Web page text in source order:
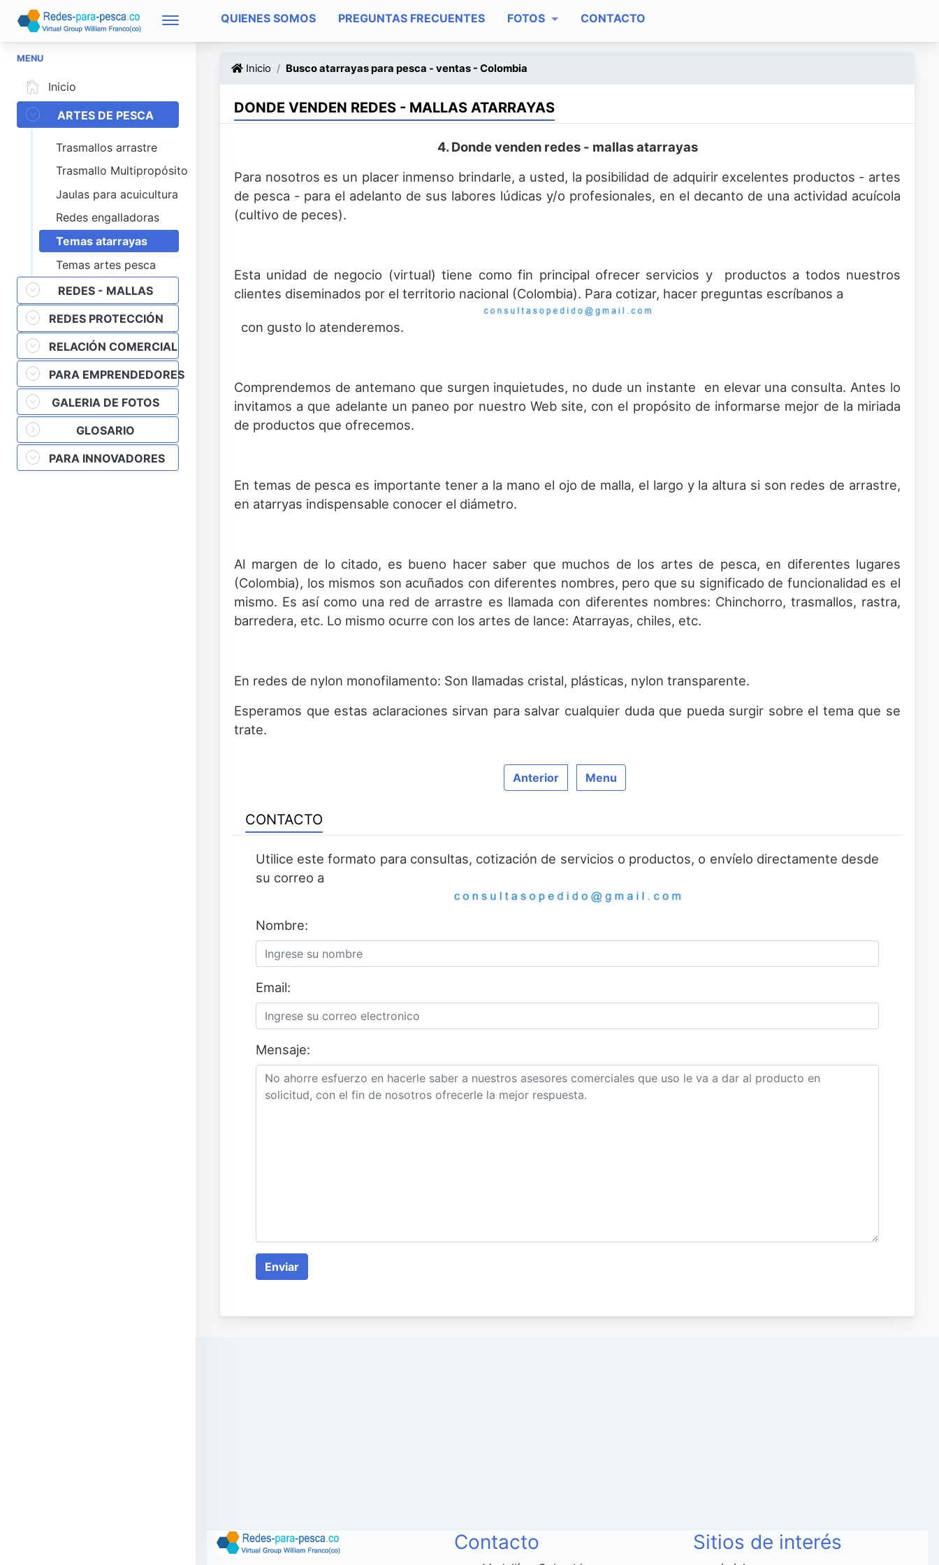
QUIENES SOMOS PREGUNTAS FRECUENTES FOTOS CONTACTO
MENU
Inicio
ARTES DE PESCA
Trasmallos arrastre
Trasmallo Multipropósito
Jaulas para acuicultura
Redes engalladoras
Temas atarrayas
Temas artes pesca
REDES - MALLAS
REDES PROTECCIÓN
RELACIÓN COMERCIAL
PARA EMPRENDEDORES
GALERIA DE FOTOS
GLOSARIO
PARA INNOVADORES
Inicio Busco atarrayas para pesca - ventas - Colombia
DONDE VENDEN REDES - MALLAS ATARRAYAS
4. Donde venden redes - mallas atarrayas
Para nosotros es un placer inmenso brindarle, a usted, la posibilidad de adquirir excelentes productos - artes
de pesca - para el adelanto de sus labores lúdicas y/o profesionales, en el decanto de una actividad acuícola
(cultivo de peces).
Esta unidad de negocio (virtual) tiene como fin principal ofrecer servicios y productos a todos nuestros
clientes diseminados por el territorio nacional (Colombia). Para cotizar, hacer preguntas escríbanos a
con gusto lo atenderemos.
Comprendemos de antemano que surgen inquietudes, no dude un instante en elevar una consulta. Antes lo
invitamos a que adelante un paneo por nuestro Web site, con el propósito de informarse mejor de la miriada
de productos que ofrecemos.
En temas de pesca es importante tener a la mano el ojo de malla, el largo y la altura si son redes de arrastre,
en atarryas indispensable conocer el diámetro.
Al margen de lo citado, es bueno hacer saber que muchos de los artes de pesca, en diferentes lugares
(Colombia), los mismos son acuñados con diferentes nombres, pero que su significado de funcionalidad es el
mismo. Es así como una red de arrastre es llamada con diferentes nombres: Chinchorro, trasmallos, rastra,
barredera, etc. Lo mismo ocurre con los artes de lance: Atarrayas, chiles, etc.
En redes de nylon monofilamento: Son llamadas cristal, plásticas, nylon transparente.
Esperamos que estas aclaraciones sirvan para salvar cualquier duda que pueda surgir sobre el tema que se
trate.
Anterior Menu
CONTACTO
Utilice este formato para consultas, cotización de servicios o productos, o envíelo directamente desde
su correo a
Nombre:
Email:
Mensaje:
Enviar
Contacto Sitios de interés